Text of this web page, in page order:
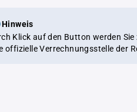
Hinweis
Klick auf den Button werden Sie
offizielle Verrechnungsstelle der